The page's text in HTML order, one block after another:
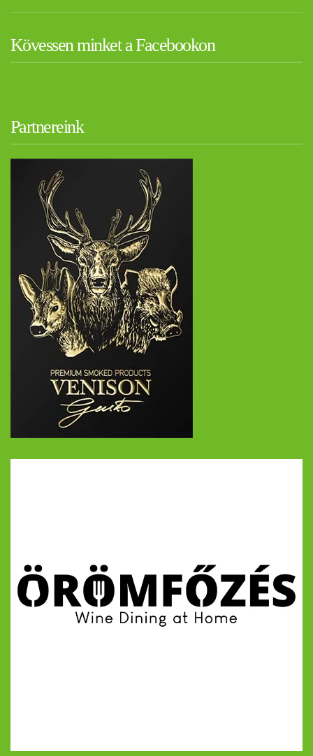
Kövessen minket a Facebookon
Partnereink